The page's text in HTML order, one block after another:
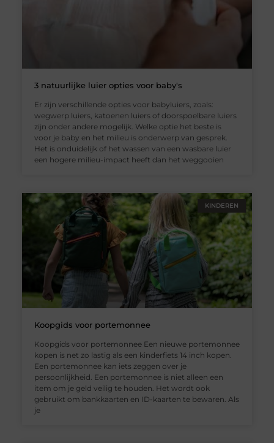
3 natuurlijke luier opties voor baby's
Er zijn verschillende opties voor babyluiers, zoals:
wegwerp luiers, katoenen luiers of doorspoelbare luiers
zijn onder andere mogelijk. Welke optie het beste is
voor je baby en het milieu is onderwerp van gesprek.
Het is onduidelijk of het wassen van een wasbare luier
een hogere milieu-impact heeft dan het weggooien
KINDEREN
Koopgids voor portemonnee
Koopgids voor portemonnee Een nieuwe portemonnee
kopen is net zo lastig als een kinderfiets 14 inch kopen.
Een portemonnee kan iets zeggen over je
persoonlijkheid. Een portemonnee is niet alleen een
item om je geld veilig te houden. Het wordt ook
gebruikt om bankkaarten en ID-kaarten te bewaren. Als
je